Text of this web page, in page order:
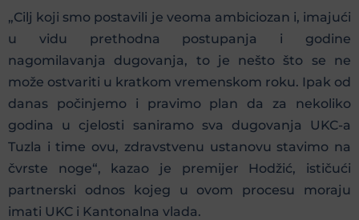
„Cilj koji smo postavili je veoma ambiciozan i, imajući
u vidu prethodna postupanja i godine
nagomilavanja dugovanja, to je nešto što se ne
može ostvariti u kratkom vremenskom roku. Ipak od
danas počinjemo i pravimo plan da za nekoliko
godina u cjelosti saniramo sva dugovanja UKC-a
Tuzla i time ovu, zdravstvenu ustanovu stavimo na
čvrste noge“, kazao je premijer Hodžić, ističući
partnerski odnos kojeg u ovom procesu moraju
imati UKC i Kantonalna vlada.